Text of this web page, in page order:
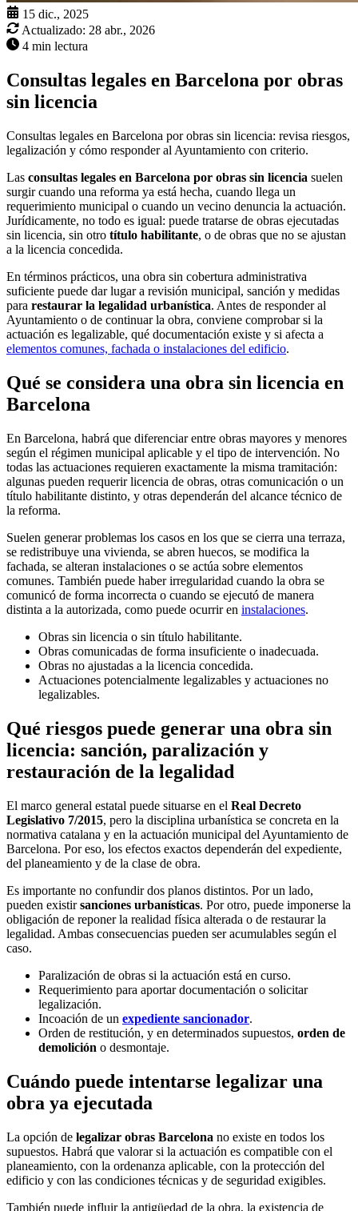
15 dic., 2025
Actualizado: 28 abr., 2026
4 min lectura
Consultas legales en Barcelona por obras
sin licencia
Consultas legales en Barcelona por obras sin licencia: revisa riesgos,
legalización y cómo responder al Ayuntamiento con criterio.
Las consultas legales en Barcelona por obras sin licencia suelen
surgir cuando una reforma ya está hecha, cuando llega un
requerimiento municipal o cuando un vecino denuncia la actuación.
Jurídicamente, no todo es igual: puede tratarse de obras ejecutadas
sin licencia, sin otro título habilitante, o de obras que no se ajustan
a la licencia concedida.
En términos prácticos, una obra sin cobertura administrativa
suficiente puede dar lugar a revisión municipal, sanción y medidas
para restaurar la legalidad urbanística. Antes de responder al
Ayuntamiento o de continuar la obra, conviene comprobar si la
actuación es legalizable, qué documentación existe y si afecta a
elementos comunes, fachada o instalaciones del edificio.
Qué se considera una obra sin licencia en
Barcelona
En Barcelona, habrá que diferenciar entre obras mayores y menores
según el régimen municipal aplicable y el tipo de intervención. No
todas las actuaciones requieren exactamente la misma tramitación:
algunas pueden requerir licencia de obras, otras comunicación o un
título habilitante distinto, y otras dependerán del alcance técnico de
la reforma.
Suelen generar problemas los casos en los que se cierra una terraza,
se redistribuye una vivienda, se abren huecos, se modifica la
fachada, se alteran instalaciones o se actúa sobre elementos
comunes. También puede haber irregularidad cuando la obra se
comunicó de forma incorrecta o cuando se ejecutó de manera
distinta a la autorizada, como puede ocurrir en instalaciones.
Obras sin licencia o sin título habilitante.
Obras comunicadas de forma insuficiente o inadecuada.
Obras no ajustadas a la licencia concedida.
Actuaciones potencialmente legalizables y actuaciones no
legalizables.
Qué riesgos puede generar una obra sin
licencia: sanción, paralización y
restauración de la legalidad
El marco general estatal puede situarse en el Real Decreto
Legislativo 7/2015, pero la disciplina urbanística se concreta en la
normativa catalana y en la actuación municipal del Ayuntamiento de
Barcelona. Por eso, los efectos exactos dependerán del expediente,
del planeamiento y de la clase de obra.
Es importante no confundir dos planos distintos. Por un lado,
pueden existirsanciones urbanísticas. Por otro, puede imponerse la
obligación de reponer la realidad física alterada o de restaurar la
legalidad. Ambas consecuencias pueden ser acumulables según el
caso.
Paralización de obras si la actuación está en curso.
Requerimiento para aportar documentación o solicitar
legalización.
Incoación de un expediente sancionador.
Orden de restitución, y en determinados supuestos, orden de
demolición o desmontaje.
Cuándo puede intentarse legalizar una
obra ya ejecutada
La opción de legalizar obras Barcelona no existe en todos los
supuestos. Habrá que valorar si la actuación es compatible con el
planeamiento, con la ordenanza aplicable, con la protección del
edificio y con las condiciones técnicas y de seguridad exigibles.
También puede influir la antigüedad de la obra, la existencia de